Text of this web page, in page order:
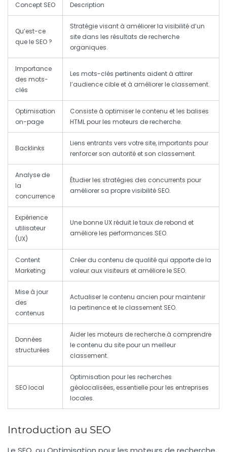
Concept SEO Description
Qu’est-ce
que le SEO ?
Stratégie visant à améliorer la visibilité d’un
site dans les résultats de recherche
organiques.
Importance
des mots-
clés
Les mots-clés pertinents aident à attirer
l’audience cible et à améliorer le classement.
Optimisation
on-page
Consiste à optimiser le contenu et les balises
HTML pour les moteurs de recherche.
Backlinks
Liens entrants vers votre site, importants pour
renforcer son autorité et son classement.
Analyse de
la
concurrence
Étudier les stratégies des concurrents pour
améliorer sa propre visibilité SEO.
Expérience
utilisateur
(UX)
Une bonne UX réduit le taux de rebond et
améliore les performances SEO.
Content
Marketing
Créer du contenu de qualité qui apporte de la
valeur aux visiteurs et améliore le SEO.
Mise à jour
des
contenus
Actualiser le contenu ancien pour maintenir
la pertinence et le classement SEO.
Données
structurées
Aider les moteurs de recherche à comprendre
le contenu du site pour un meilleur
classement.
SEO local
Optimisation pour les recherches
géolocalisées, essentielle pour les entreprises
locales.
Introduction au SEO